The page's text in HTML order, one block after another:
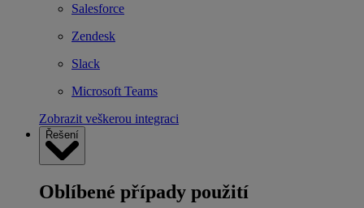
Salesforce
Zendesk
Slack
Microsoft Teams
Zobrazit veškerou integraci
Řešení
Oblíbené případy použití